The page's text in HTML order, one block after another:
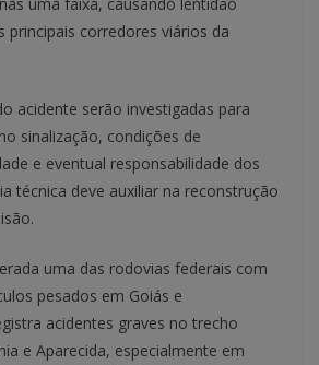
principais corredores viários da
acidente serão investigadas para
sinalização, condições de
e eventual responsabilidade dos
técnica deve auxiliar na reconstrução
uma das rodovias federais com
pesados em Goiás e
acidentes graves no trecho
e Aparecida, especialmente em